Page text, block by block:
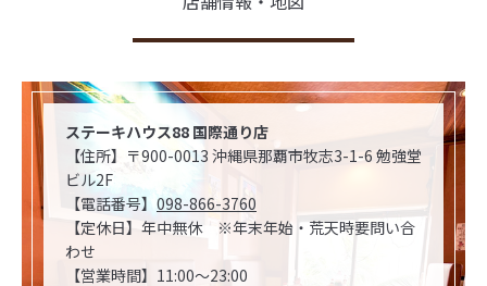
ステーキハウス88 国際通り店
【住所】〒900-0013 沖縄県那覇市牧志3-1-6 勉強堂
ビル2F
【電話番号】 098-866-3760
【定休日】年中無休 ※年末年始・荒天時要問い合
わせ
【営業時間】11:00～23:00